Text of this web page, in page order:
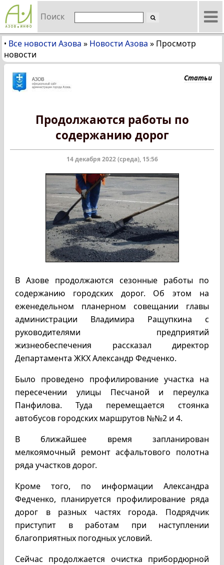
Поиск
• Все новости Азова » Новости Азова » Просмотр
новости
Статьи
Продолжаются работы по
содержанию дорог
14 декабря 2022 (среда), 15:56
В Азове продолжаются сезонные работы по
содержанию городских дорог. Об этом на
еженедельном планерном совещании главы
администрации Владимира Ращупкина с
руководителями предприятий
жизнеобеспечения рассказал директор
Департамента ЖКХ Александр Федченко.
Было проведено профилирование участка на
пересечении улицы Песчаной и переулка
Панфилова. Туда перемещается стоянка
автобусов городских маршрутов №№2 и 4.
В ближайшее время запланирован
мелкоямочный ремонт асфальтового полотна
ряда участков дорог.
Кроме того, по информации Александра
Федченко, планируется профилирование ряда
дорог в разных частях города. Подрядчик
приступит в работам при наступлении
благоприятных погодных условий.
Сейчас продолжается очистка прибордюрной